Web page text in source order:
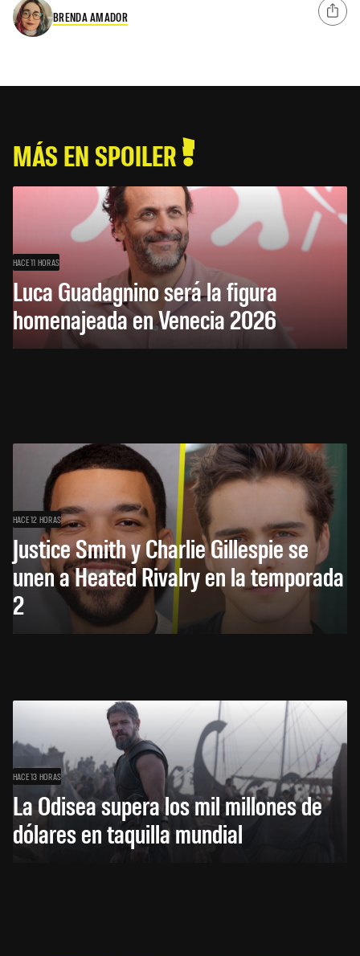
BRENDA AMADOR
MÁS EN SPOILER
HACE 11 HORAS
Luca Guadagnino será la figura
homenajeada en Venecia 2026
HACE 12 HORAS
Justice Smith y Charlie Gillespie se
unen a Heated Rivalry en la temporada
2
HACE 13 HORAS
La Odisea supera los mil millones de
dólares en taquilla mundial